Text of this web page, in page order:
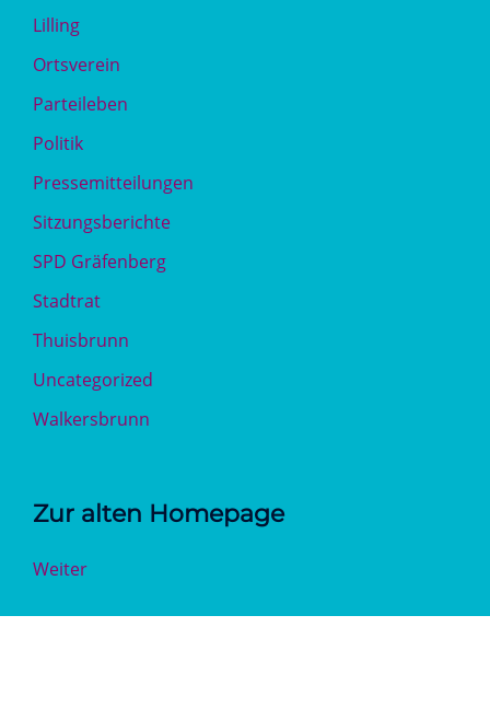
Lilling
Ortsverein
Parteileben
Politik
Pressemitteilungen
Sitzungsberichte
SPD Gräfenberg
Stadtrat
Thuisbrunn
Uncategorized
Walkersbrunn
Zur alten Homepage
Weiter